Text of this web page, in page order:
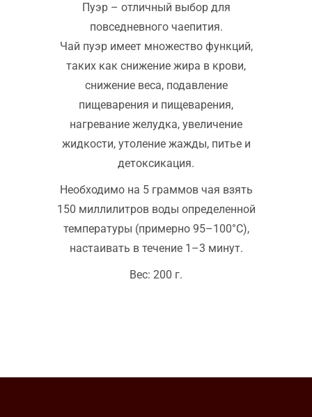
Пуэр – отличный выбор для
повседневного чаепития.
Чай пуэр имеет множество функций,
таких как снижение жира в крови,
снижение веса, подавление
пищеварения и пищеварения,
нагревание желудка, увеличение
жидкости, утоление жажды, питье и
детоксикация.
Необходимо на 5 граммов чая взять
150 миллилитров воды определенной
температуры (примерно 95–100°C),
настаивать в течение 1–3 минут.
Вес: 200 г.